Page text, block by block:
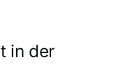
in der